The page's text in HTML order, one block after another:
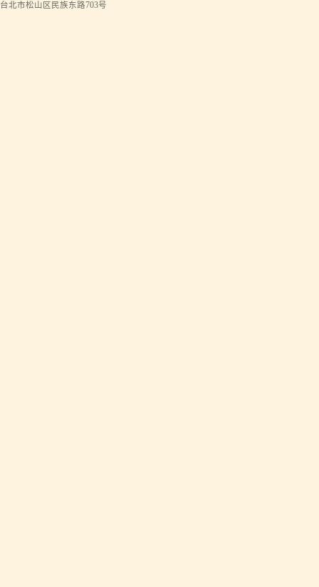
台北市松山区民族东路703号